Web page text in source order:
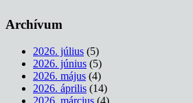
Archívum
2026. július (5)
2026. június (5)
2026. május (4)
2026. április (14)
2026. március (4)